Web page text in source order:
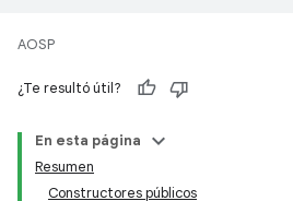
AOSP
¿Te resultó útil?
En esta página
Resumen
Constructores públicos